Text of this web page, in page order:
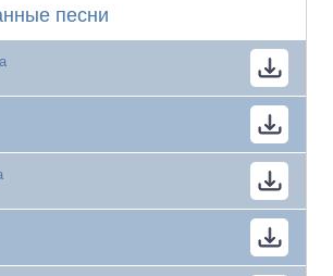
песни